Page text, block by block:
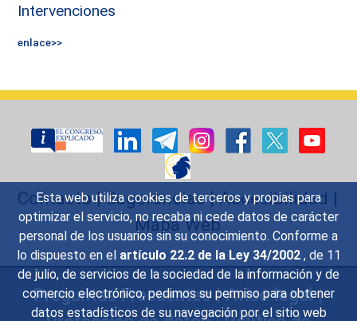
Esta web utiliza cookies de terceros y propias para
optimizar el servicio, no recaba ni cede datos de carácter
personal de los usuarios sin su conocimiento. Conforme a
lo dispuesto en el artículo 22.2 de la Ley 34/2002 , de 11
de julio, de servicios de la sociedad de la información y de
comercio electrónico, pedimos su permiso para obtener
datos estadísticos de su navegación por el sitio web
Intervenciones
enlace>>
Contacto|Sugerencias|Accesibilidad |
Mapa Web
Preguntas Frecuentes|Aviso legal|